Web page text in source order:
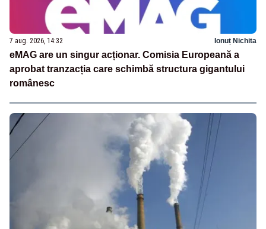
7 aug. 2026, 14:32 Ionuț Nichita
eMAG are un singur acționar. Comisia Europeană a
aprobat tranzacția care schimbă structura gigantului
românesc